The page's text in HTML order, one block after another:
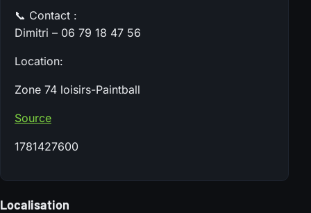
📞 Contact :
Dimitri – 06 79 18 47 56
Location:
Zone 74 loisirs-Paintball
Source
1781427600
Localisation